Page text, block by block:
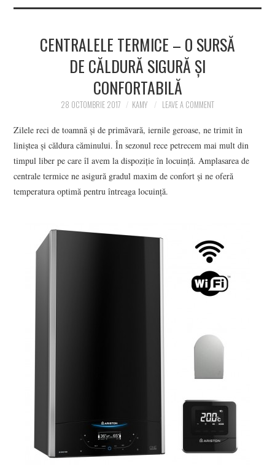
FASHION
CONTACT
CENTRALELE TERMICE – O SURSĂ
DE CĂLDURĂ SIGURĂ ȘI
CONFORTABILĂ
28 OCTOMBRIE 2017 KAMY LEAVE A COMMENT
Zilele reci de toamnă și de primăvară, iernile geroase, ne trimit în
liniștea și căldura căminului. În sezonul rece petrecem mai mult din
timpul liber pe care îl avem la dispoziție în locuință. Amplasarea de
centrale termice ne asigură gradul maxim de confort și ne oferă
temperatura optimă pentru întreaga locuință.